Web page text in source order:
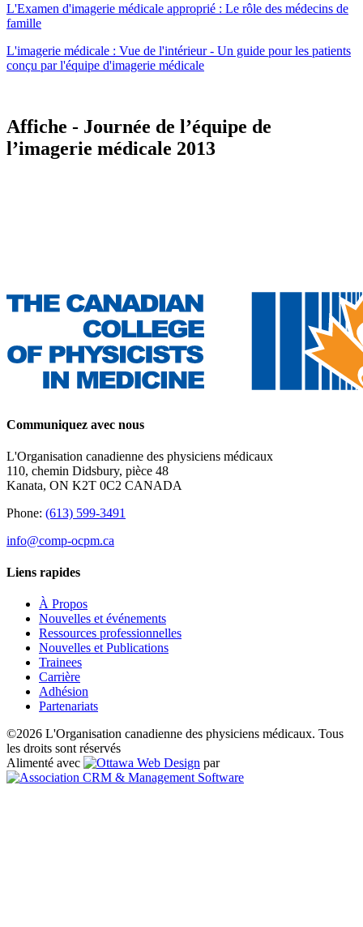
L'Examen d'imagerie médicale approprié : Le rôle des médecins de
famille
L'imagerie médicale : Vue de l'intérieur - Un guide pour les patients
conçu par l'équipe d'imagerie médicale
Affiche - Journée de l’équipe de
l’imagerie médicale 2013
Communiquez avec nous
L'Organisation canadienne des physiciens médicaux
110, chemin Didsbury, pièce 48
Kanata, ON K2T 0C2 CANADA
Phone: (613) 599-3491
info@comp-ocpm.ca
Liens rapides
À Propos
Nouvelles et événements
Ressources professionnelles
Nouvelles et Publications
Trainees
Carrière
Adhésion
Partenariats
©2026 L'Organisation canadienne des physiciens médicaux. Tous
les droits sont réservés
Alimenté avec
par